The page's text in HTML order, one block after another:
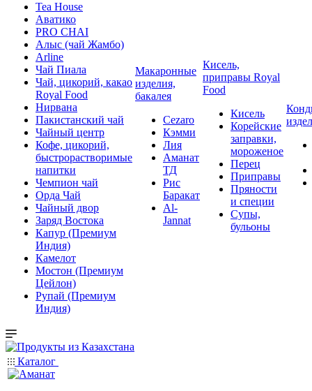
Tea House
Аватико
PRO CHAI
Алыс (чай Жамбо)
Arline
Чай Пиала
Чай, цикорий, какао
Royal Food
Нирвана
Пакистанский чай
Чайный центр
Кофе, цикорий,
быстрорастворимые
напитки
Чемпион чай
Орда Чай
Чайный двор
Заряд Востока
Капур (Премиум
Индия)
Камелот
Мостон (Премиум
Цейлон)
Рупай (Премиум
Индия)
Макаронные
изделия,
бакалея
Cezaro
Кэмми
Лия
Аманат
ТД
Рис
Баракат
Al-
Jannat
Кисель,
приправы Royal
Food
Кисель
Корейские
заправки,
мороженое
Перец
Приправы
Пряности
и специи
Супы,
бульоны
Каталог